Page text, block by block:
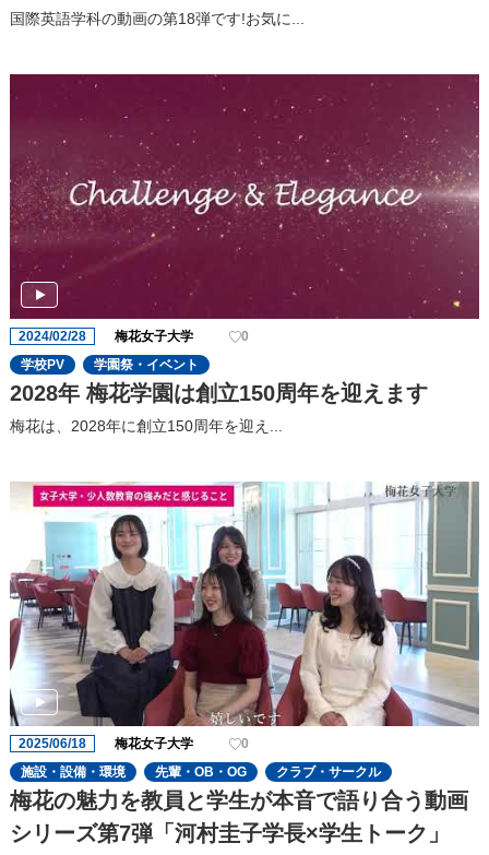
国際英語学科の動画の第18弾です!お気に...
2024/02/28 梅花女子大学
0
学校PV
学園祭・イベント
2028年 梅花学園は創立150周年を迎えます
梅花は、2028年に創立150周年を迎え...
2025/06/18 梅花女子大学
0
施設・設備・環境
先輩・OB・OG クラブ・サークル
梅花の魅力を教員と学生が本音で語り合う動画
シリーズ第7弾「河村圭子学長×学生トーク」